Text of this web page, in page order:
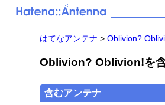
はてなアンテナ >Oblivion?
Oblivion? Oblivion!を
含むアンテナ